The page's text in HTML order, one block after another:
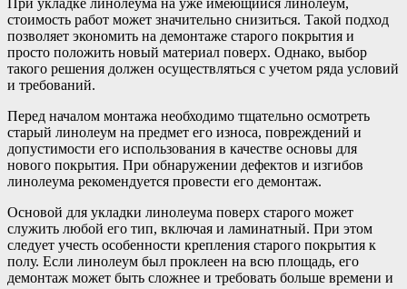
стоимость работ может значительно снизиться. Такой подход
позволяет экономить на демонтаже старого покрытия и
просто положить новый материал поверх. Однако, выбор
такого решения должен осуществляться с учетом ряда условий
и требований.
Перед началом монтажа необходимо тщательно осмотреть
старый линолеум на предмет его износа, повреждений и
допустимости его использования в качестве основы для
нового покрытия. При обнаружении дефектов и изгибов
линолеума рекомендуется провести его демонтаж.
Основой для укладки линолеума поверх старого может
служить любой его тип, включая и ламинатный. При этом
следует учесть особенности крепления старого покрытия к
полу. Если линолеум был проклеен на всю площадь, его
демонтаж может быть сложнее и требовать больше времени и